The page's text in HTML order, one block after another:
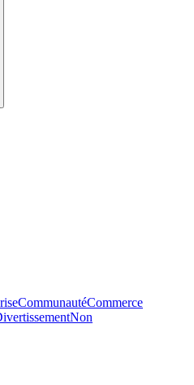
CommunautéCommerce
Non